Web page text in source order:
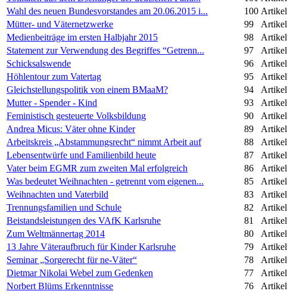
Wahl des neuen Bundesvorstandes am 20.06.2015 i...
100 Artikel
Mütter- und Väternetzwerke
99 Artikel
Medienbeiträge im ersten Halbjahr 2015
98 Artikel
Statement zur Verwendung des Begriffes “Getrenn...
97 Artikel
Schicksalswende
96 Artikel
Höhlentour zum Vatertag
95 Artikel
Gleichstellungspolitik von einem BMaaM?
94 Artikel
Mutter - Spender - Kind
93 Artikel
Feministisch gesteuerte Volksbildung
90 Artikel
Andrea Micus: Väter ohne Kinder
89 Artikel
Arbeitskreis „Abstammungsrecht“ nimmt Arbeit auf
88 Artikel
Lebensentwürfe und Familienbild heute
87 Artikel
Vater beim EGMR zum zweiten Mal erfolgreich
86 Artikel
Was bedeutet Weihnachten - getrennt vom eigenen...
85 Artikel
Weihnachten und Vaterbild
83 Artikel
Trennungsfamilien und Schule
82 Artikel
Beistandsleistungen des VAfK Karlsruhe
81 Artikel
Zum Weltmännertag 2014
80 Artikel
13 Jahre Väteraufbruch für Kinder Karlsruhe
79 Artikel
Seminar „Sorgerecht für ne-Väter“
78 Artikel
Dietmar Nikolai Webel zum Gedenken
77 Artikel
Norbert Blüms Erkenntnisse
76 Artikel